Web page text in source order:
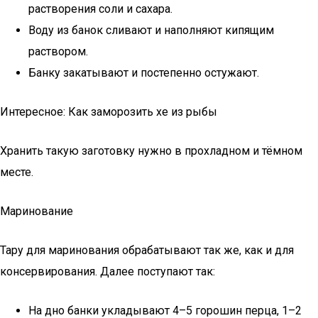
растворения соли и сахара.
Воду из банок сливают и наполняют кипящим
раствором.
Банку закатывают и постепенно остужают.
Интересное: Как заморозить хе из рыбы
Хранить такую заготовку нужно в прохладном и тёмном
месте.
Маринование
Тару для маринования обрабатывают так же, как и для
консервирования. Далее поступают так:
На дно банки укладывают 4–5 горошин перца, 1–2